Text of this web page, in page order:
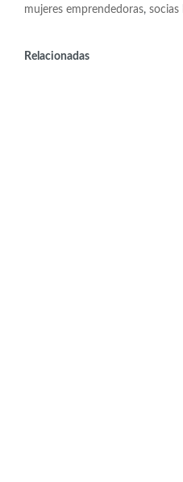
mujeres emprendedoras, socias
Relacionadas